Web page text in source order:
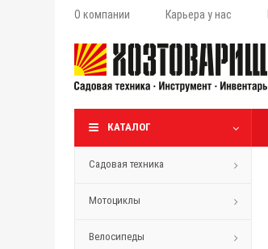
О компании Карьера у нас
КАТАЛОГ
Садовая техника
Мотоциклы
Велосипеды